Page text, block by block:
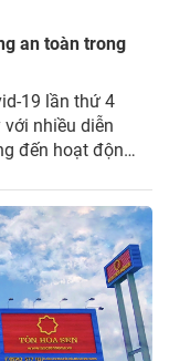
an toàn trong
19 lần thứ 4
nhiều diễn
đến hoạt động
quen mua